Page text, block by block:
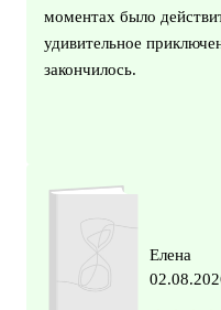
моментах было
удивительное
закончилось.
Елена